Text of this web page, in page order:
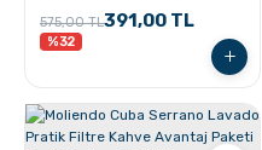
575,00 TL391,00 TL
%32